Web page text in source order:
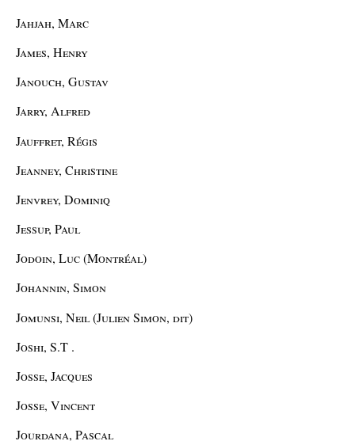
Jahjah, Marc
James, Henry
Janouch, Gustav
Jarry, Alfred
Jauffret, Régis
Jeanney, Christine
Jenvrey, Dominiq
Jessup, Paul
Jodoin, Luc (Montréal)
Johannin, Simon
Jomunsi, Neil (Julien Simon, dit)
Joshi, S.T .
Josse, Jacques
Josse, Vincent
Jourdana, Pascal